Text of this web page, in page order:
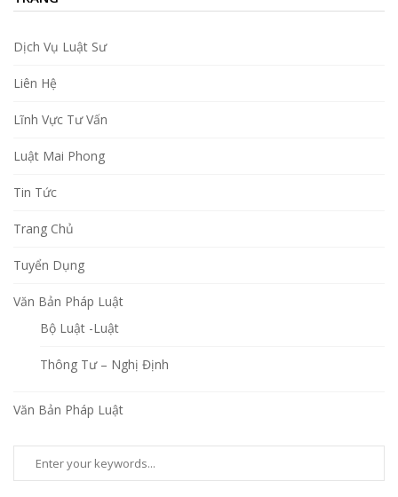
Dịch Vụ Luật Sư
Liên Hệ
Lĩnh Vực Tư Vấn
Luật Mai Phong
Tin Tức
Trang Chủ
Tuyển Dụng
Văn Bản Pháp Luật
Bộ Luật -Luật
Thông Tư – Nghị Định
Văn Bản Pháp Luật